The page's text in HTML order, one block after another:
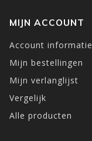
MIJN ACCOUNT
Account informatie
Mijn bestellingen
Mijn verlanglijst
Vergelijk
Alle producten